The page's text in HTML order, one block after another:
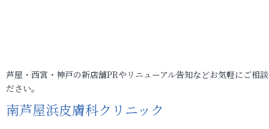
芦屋・西宮・神戸の新店舗PRやリニューアル告知などお気軽にご相
ださい。
南芦屋浜皮膚科クリニック